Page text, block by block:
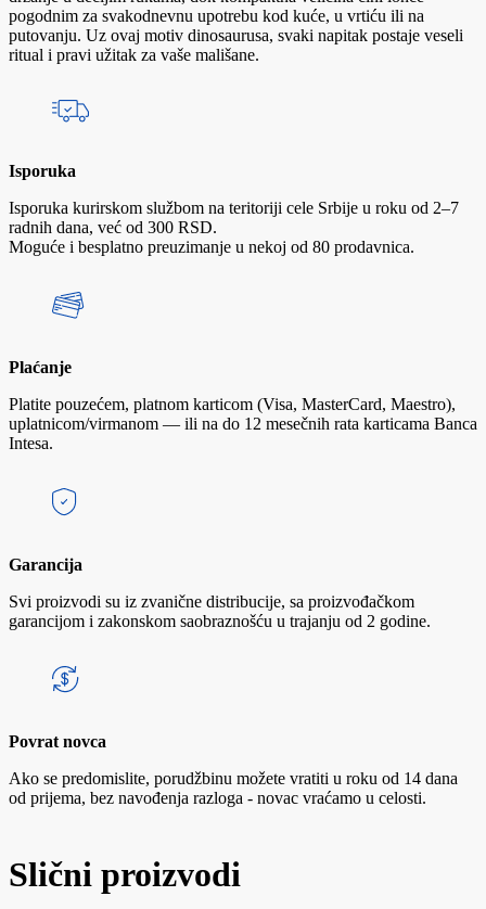
pogodnim za svakodnevnu upotrebu kod kuće, u vrtiću ili na
putovanju. Uz ovaj motiv dinosaurusa, svaki napitak postaje veseli
ritual i pravi užitak za vaše mališane.
Isporuka
Isporuka kurirskom službom na teritoriji cele Srbije u roku od 2–7
radnih dana, već od 300 RSD.
Moguće i besplatno preuzimanje u nekoj od 80 prodavnica.
Plaćanje
Platite pouzećem, platnom karticom (Visa, MasterCard, Maestro),
uplatnicom/virmanom — ili na do 12 mesečnih rata karticama Banca
Intesa.
Garancija
Svi proizvodi su iz zvanične distribucije, sa proizvođačkom
garancijom i zakonskom saobraznošću u trajanju od 2 godine.
Povrat novca
Ako se predomislite, porudžbinu možete vratiti u roku od 14 dana
od prijema, bez navođenja razloga - novac vraćamo u celosti.
Slični proizvodi